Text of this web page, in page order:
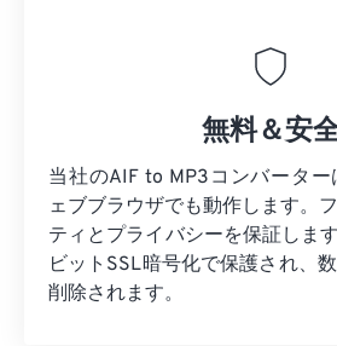
無料＆安
当社のAIF to MP3コンバータ
ェブブラウザでも動作します。
ティとプライバシーを保証しま
ビットSSL暗号化で保護され、
削除されます。